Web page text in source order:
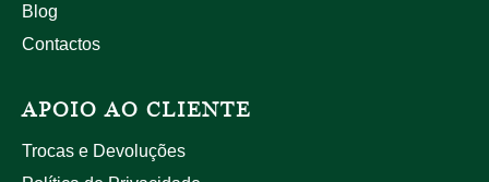
Blog
Contactos
APOIO AO CLIENTE
Trocas e Devoluções